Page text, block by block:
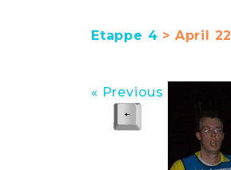
Etappe 4 > April
« Previous